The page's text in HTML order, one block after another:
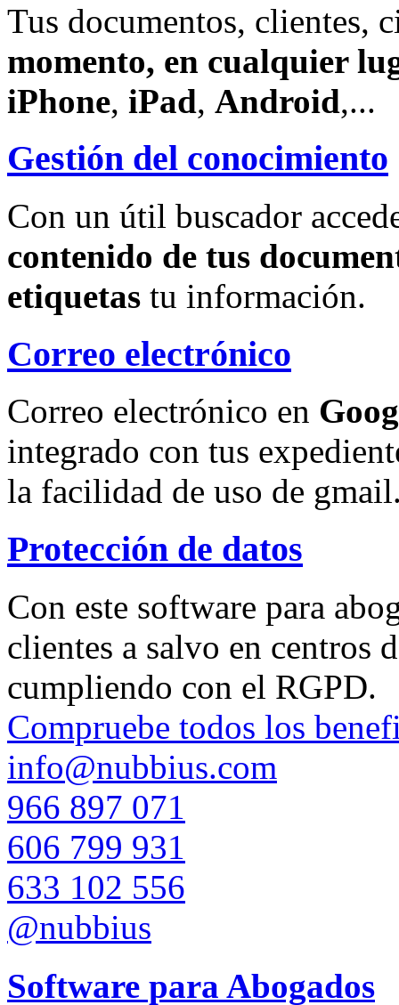
Tus documentos, clientes,
momento, en cualquier
iPhone, iPad, Android,...
Gestión del conocimiento
Con un útil buscador
contenido de tus
etiquetas tu información.
Correo electrónico
Correo electrónico en
integrado con tus
la facilidad de uso de
Protección de datos
Con este software para
clientes a salvo en centros
cumpliendo con el RGPD.
Compruebe todos los
info@nubbius.com
966 897 071
606 799 931
633 102 556
@nubbius
Software para Abogados